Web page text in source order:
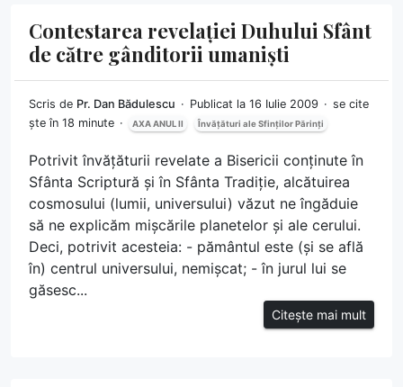
Contestarea revelației Duhului Sfânt
de către gânditorii umaniști
Scris de Pr. Dan Bădulescu Publicat la 16 Iulie 2009
se cite
ște în 18 minute
AXA ANUL II Învățături ale Sfinților Părinți
Potrivit învățăturii revelate a Bisericii conținute în
Sfânta Scriptură și în Sfânta Tradiție, alcătuirea
cosmosului (lumii, universului) văzut ne îngăduie
să ne explicăm mișcările planetelor și ale cerului.
Deci, potrivit acesteia: - pământul este (și se află
în) centrul universului, nemișcat; - în jurul lui se
găsesc...
Citește mai mult